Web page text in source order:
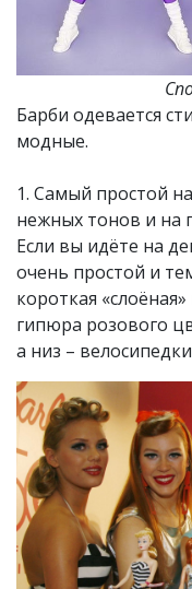
Барби одевается
модные.
1. Самый простой
нежных тонов и на
Если вы идёте на
очень простой и
короткая
гипюра розового
а низ –